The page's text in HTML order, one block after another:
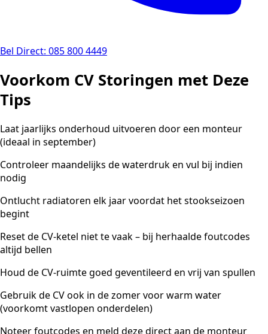
Bel Direct: 085 800 4449
Voorkom CV Storingen met Deze
Tips
Laat jaarlijks onderhoud uitvoeren door een monteur
(ideaal in september)
Controleer maandelijks de waterdruk en vul bij indien
nodig
Ontlucht radiatoren elk jaar voordat het stookseizoen
begint
Reset de CV-ketel niet te vaak – bij herhaalde foutcodes
altijd bellen
Houd de CV-ruimte goed geventileerd en vrij van spullen
Gebruik de CV ook in de zomer voor warm water
(voorkomt vastlopen onderdelen)
Noteer foutcodes en meld deze direct aan de monteur